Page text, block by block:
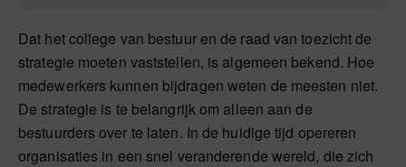
Dat het college van bestuur en de raad van toezicht de
strategie moeten vaststellen, is algemeen bekend. Hoe
medewerkers kunnen bijdragen weten de meesten niet.
De strategie is te belangrijk om alleen aan de
bestuurders over te laten. In de huidige tijd opereren
organisaties in een snel veranderende wereld, die zich